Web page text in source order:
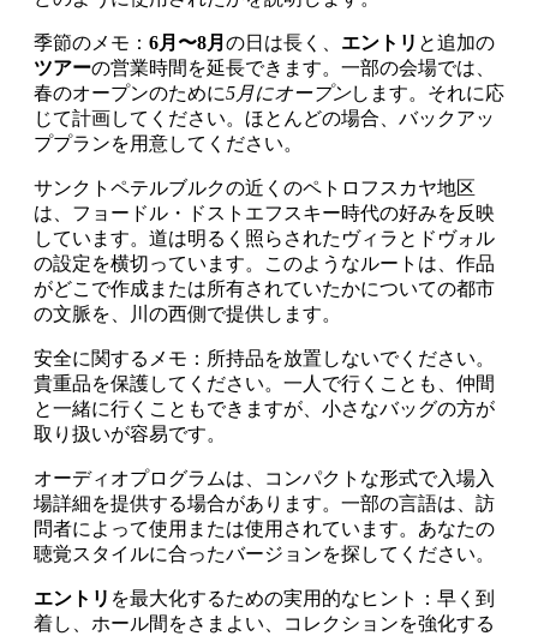
季節のメモ： 6月〜8月 の日は長く、 エントリ と追加の
ツアーの営業時間を延長できます。一部の会場では、
春のオープンのために5月にオープンします。それに応
じて計画してください。ほとんどの場合、バックアッ
ププランを用意してください。
サンクトペテルブルクの近くのペトロフスカヤ地区
は、フョードル・ドストエフスキー時代の好みを反映
しています。道は明るく照らされたヴィラとドヴォル
の設定を横切っています。このようなルートは、作品
がどこで作成または所有されていたかについての都市
の文脈を、川の西側で提供します。
安全に関するメモ：所持品を放置しないでください。
貴重品を保護してください。一人で行くことも、仲間
と一緒に行くこともできますが、小さなバッグの方が
取り扱いが容易です。
オーディオプログラムは、コンパクトな形式で入場入
場詳細を提供する場合があります。一部の言語は、訪
問者によって使用または使用されています。あなたの
聴覚スタイルに合ったバージョンを探してください。
エントリ を最大化するための実用的なヒント：早く到
着し、ホール間をさまよい、コレクションを強化する